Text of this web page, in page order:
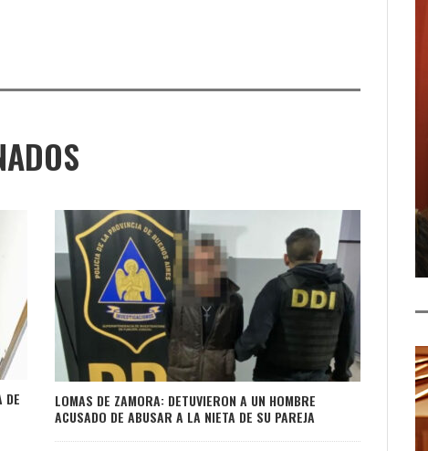
DE
LOMAS DE ZAMORA: DETUVIERON A UN HOMBRE
ACUSADO DE ABUSAR A LA NIETA DE SU PAREJA